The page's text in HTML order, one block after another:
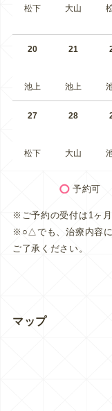
松下 大山
20
池上
21
池上
27
松下
28
大山
予約可
※ご予約の受付は1ヶ
※○△でも、治療内容に
ご了承ください。
マップ